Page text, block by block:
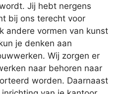
Jij hebt nergens
bij ons terecht voor
andere vormen van kunst
je denken aan
Wij zorgen er
naar behoren naar
worden. Daarnaast